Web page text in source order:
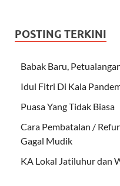
POSTING TERKINI
Babak Baru,
Idul Fitri Di Kala
Puasa Yang Tidak Biasa
Cara Pembatalan /
Gagal Mudik
KA Lokal Jatiluhur dan